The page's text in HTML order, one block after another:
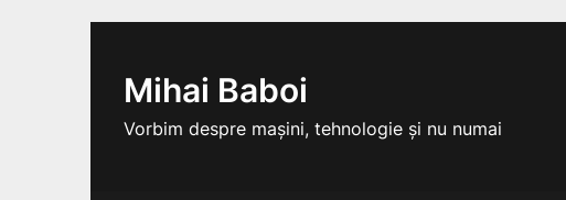
Mihai Baboi
Vorbim despre mașini, tehnologie și nu numai